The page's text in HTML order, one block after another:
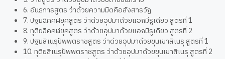
6. อันธการสูตร ว่าด้วยความมืดคือสังสารวัฏ
7. ปฐมฉิคคฬยุคสูตร ว่าด้วยอุปมาด้วยแอกมีรูเดียว สูตรที่ 1
8. ทุติยฉิคคฬยุคสูตร ว่าด้วยอุปมาด้วยแอกมีรูเดียว สูตรที่ 2
9. ปฐมสิเนรุปัพพตราชสูตร ว่าด้วยอุปมาด้วยขุนเขาสิเนรุ สูตรที่ 1
10. ทุติยสิเนรุปัพพตราชสูตร ว่าด้วยอุปมาด้วยขุนเขาสิเนรุ สูตรที่ 2